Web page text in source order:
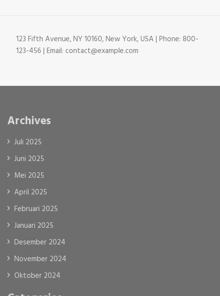
123 Fifth Avenue, NY 10160, New York, USA | Phone: 800-
123-456 | Email: contact@example.com
Archives
Juli 2025
Juni 2025
Mei 2025
April 2025
Februari 2025
Januari 2025
Desember 2024
November 2024
Oktober 2024